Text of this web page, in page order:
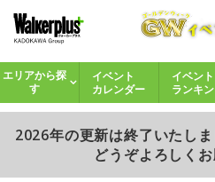
エリアから探
す
イベント
カレンダー
イベント
ランキ
2026年の更新は終了いたし
どうぞよろしくお